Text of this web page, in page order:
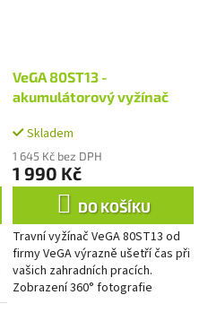
VeGA 80ST13 -
akumulátorový vyžínač
Skladem
1 645 Kč bez DPH
1 990 Kč
DO KOŠÍKU
Travní vyžínač VeGA 80ST13 od
firmy VeGA výrazně ušetří čas při
vašich zahradních pracích.
Zobrazení 360° fotografie